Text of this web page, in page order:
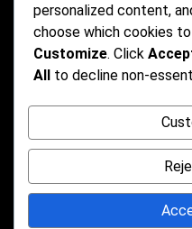
2026 © Darkmusic
personalized content,
choose which cookies
Customize. Click
All to decline non-